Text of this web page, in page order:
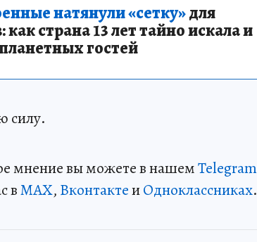
натянули «сетку»для
страна 13 лет тайно искала и
гостей
силу.
мнение вы можете в нашемTelegram
вMAX, ВконтактеиОдноклассниках.